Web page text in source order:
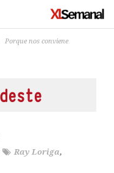
Porque nos conviene
Ray Loriga,